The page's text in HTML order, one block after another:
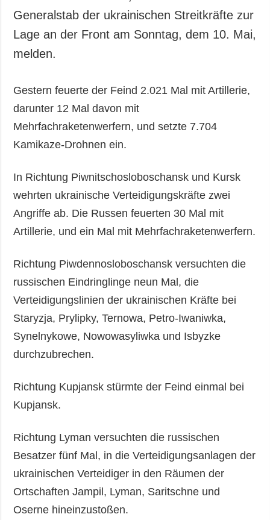
Generalstab der ukrainischen Streitkräfte zur
Lage an der Front am Sonntag, dem 10. Mai,
melden.
Gestern feuerte der Feind 2.021 Mal mit Artillerie,
darunter 12 Mal davon mit
Mehrfachraketenwerfern, und setzte 7.704
Kamikaze-Drohnen ein.
In Richtung Piwnitschosloboschansk und Kursk
wehrten ukrainische Verteidigungskräfte zwei
Angriffe ab. Die Russen feuerten 30 Mal mit
Artillerie, und ein Mal mit Mehrfachraketenwerfern.
Richtung Piwdennosloboschansk versuchten die
russischen Eindringlinge neun Mal, die
Verteidigungslinien der ukrainischen Kräfte bei
Staryzja, Prylipky, Ternowa, Petro-Iwaniwka,
Synelnykowe, Nowowasyliwka und Isbyzke
durchzubrechen.
Richtung Kupjansk stürmte der Feind einmal bei
Kupjansk.
Richtung Lyman versuchten die russischen
Besatzer fünf Mal, in die Verteidigungsanlagen der
ukrainischen Verteidiger in den Räumen der
Ortschaften Jampil, Lyman, Saritschne und
Oserne hineinzustoßen.